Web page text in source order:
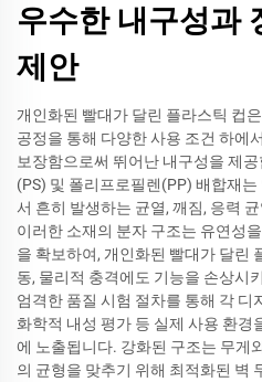
우수한 내구성과
제안
개인화된 빨대가 달린 플라스틱 컵
공정을 통해 다양한 사용 조건 하에
보장함으로써 뛰어난 내구성을 제
(PS) 및 폴리프로필렌(PP) 배합재
서 흔히 발생하는 균열, 깨짐, 응력
이러한 소재의 분자 구조는 유연성
을 확보하여, 개인화된 빨대가 달린
동, 물리적 충격에도 기능을 손상시
엄격한 품질 시험 절차를 통해 각 디
화학적 내성 평가 등 실제 사용 환경
에 노출됩니다. 강화된 구조는 무게
의 균형을 맞추기 위해 최적화된 벽